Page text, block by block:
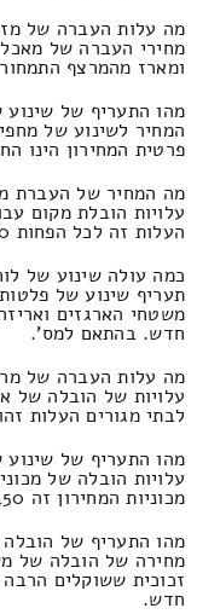
מה עלות העברה של
מחירי העברה של
ומארז מהמרצף התמחור הוא 630 ומקסימום
מהו התעריף של שינוע
המחיר לשינוע של
פרטית המחירון הינו החל
מה המחיר של העברת
עלויות הובלת מקום
העלות זה לכל הפחות 480 שקלים.
כמה עולה שינוע של
תעריף שינוע של
חדש. בהתאם למס'.
מה עלות העברה של
עלויות של הובלה של
לבתי מגורים העלות זהו
מהו התעריף של שינוע
עלויות הובלה של
מכוניות המחירון זה 450 ועד 250 שקל.
מהו התעריף של הובלה
מחירה של הובלה של
חדש.